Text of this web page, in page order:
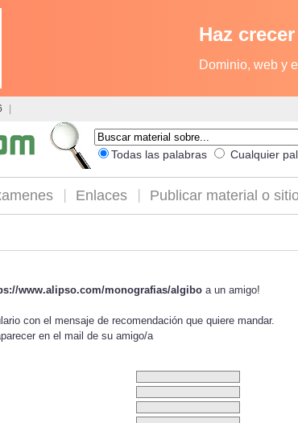
Haz
Dominio, web y
Todas las palabras Cualquier
Enlaces Publicar material o
www.alipso.com/monografias/algibo a un amigo!
con el mensaje de recomendación que quiere mandar.
en el mail de su amigo/a